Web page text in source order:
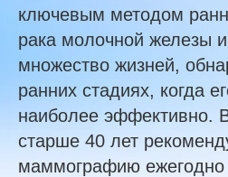
ключевым методом
рака молочной железы
множество жизней,
ранних стадиях, когда
наиболее эффективно.
старше 40 лет
маммографию